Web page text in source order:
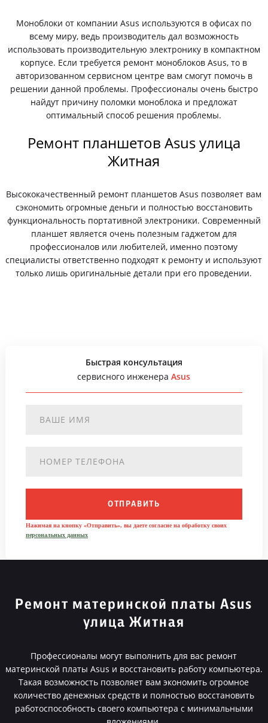
Моноблоки от компании Asus используются в офисах по
всему миру, ведь производитель дал возможность
использовать производительную электронику в компактном
корпусе. Если требуется ремонт моноблоков Asus, то в
авторизованном сервисном центре вам смогут помочь в
решении данной проблемы. Профессионалы очень быстро
найдут причину поломки моноблока и предложат
оптимальный способ решения проблемы.
Ремонт планшетов Asus улица
Житная
Высококачественный ремонт планшетов Asus позволяет вам
сэкономить огромные деньги и полностью восстановить
функциональность портативной электроники. Современный
планшет является очень полезным гаджетом для
профессионалов или любителей, именно поэтому
специалисты ответственно подходят к ремонту и используют
только лишь оригинальные детали при его проведении.
Быстрая консультация
сервисного инженераAsus
ОТПРАВИТЬ
Нажимая на кнопку «Отправить», вы даете согласие на обработку своих
персональных данных
Ремонт материнской платы Asus
улица Житная
Профессионалы могут выполнить для вас ремонт
материнской платы Asus и восстановить работу компьютера.
Такая возможность позволяет вам экономить огромное
количество денежных средств и полностью восстановить
работоспособность своего компьютера с минимальными